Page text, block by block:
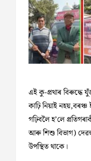
এই কু-প্ৰথাৰ বিৰুদ্ধে
কাঢ়ি নিয়াই
গঢ়িবলৈ হ’লে
আৰু শিশু বিভাগ)
উপস্থিত থাকে।